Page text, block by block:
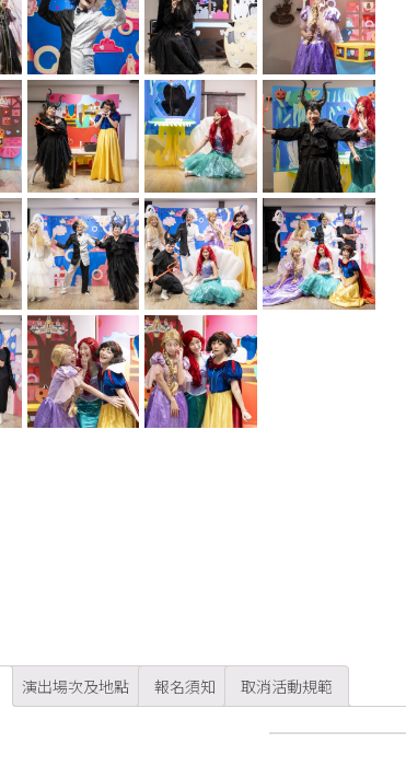
演出場次及地點 報名須知 取消活動規範